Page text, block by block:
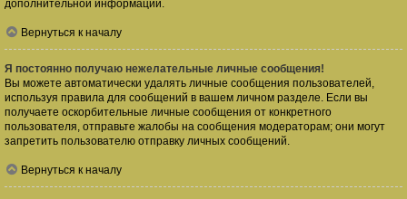
дополнительной информации.
Вернуться к началу
Я постоянно получаю нежелательные личные сообщения!
Вы можете автоматически удалять личные сообщения пользователей,
используя правила для сообщений в вашем личном разделе. Если вы
получаете оскорбительные личные сообщения от конкретного
пользователя, отправьте жалобы на сообщения модераторам; они могут
запретить пользователю отправку личных сообщений.
Вернуться к началу